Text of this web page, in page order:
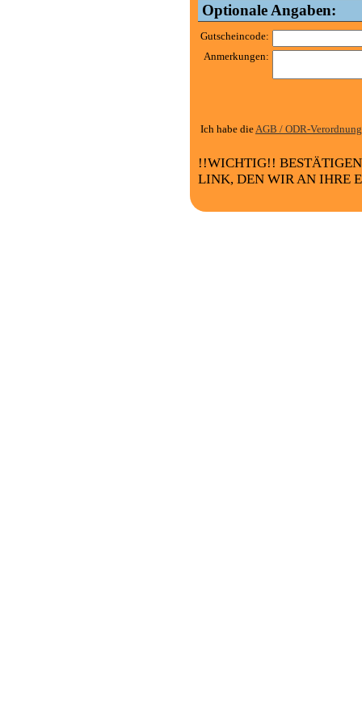
Optionale Angaben:
Gutscheincode:
Anmerkungen:
Ich habe dieAGB / ODR-Verordnung
!!WICHTIG!!
LINK, DEN WIR AN IHRE